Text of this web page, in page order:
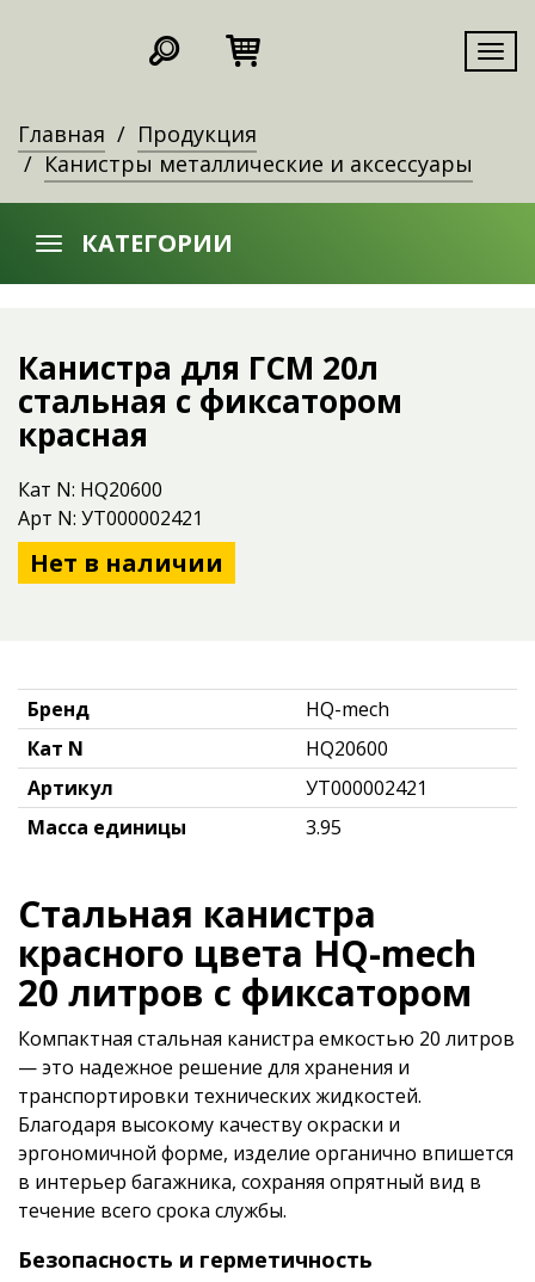
Главная
Продукция
Канистры металлические и аксессуары
КАТЕГОРИИ
Канистра для ГСМ 20л
стальная с фиксатором
красная
Кат N: HQ20600
Арт N: УТ000002421
Нет в наличии
Бренд
HQ-mech
Кат N
HQ20600
Артикул
УТ000002421
Масса единицы
3.95
Стальная канистра
красного цвета HQ-mech
20 литров с фиксатором
Компактная стальная канистра емкостью 20 литров
— это надежное решение для хранения и
транспортировки технических жидкостей.
Благодаря высокому качеству окраски и
эргономичной форме, изделие органично впишется
в интерьер багажника, сохраняя опрятный вид в
течение всего срока службы.
Безопасность и герметичность